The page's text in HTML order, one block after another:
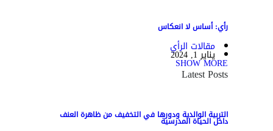
رأي: أساس لا انعكاس
مقالات الرأي
يناير 1, 2024
SHOW MORE
Latest Posts
التربية الوالدية ودورها في التخفيف من ظاهرة العنف
داخل الحياة المدرسية